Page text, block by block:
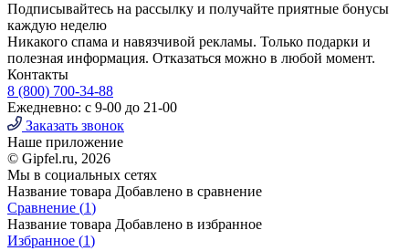
Подписывайтесь на рассылку и получайте приятные бонусы
каждую неделю
Никакого спама и навязчивой рекламы. Только подарки и
полезная информация. Отказаться можно в любой момент.
Контакты
8 (800) 700-34-88
Ежедневно: с 9-00 до 21-00
Заказать звонок
Наше приложение
© Gipfel.ru, 2026
Мы в социальных сетях
Название товара Добавлено в сравнение
Сравнение (1)
Название товара Добавлено в избранное
Избранное (1)